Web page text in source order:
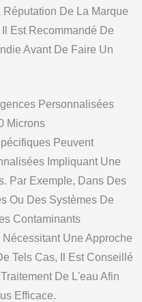
De La Marque
Est Recommandé De
Avant De Faire Un
Personnalisées
Microns
Peuvent
Impliquant Une
Par Exemple, Dans Des
Ou Des Systèmes De
Contaminants
Une Approche
Tels Cas, Il Est Conseillé
De L'eau Afin
Efficace.